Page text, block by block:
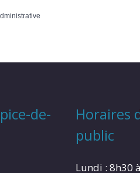
de-
Horaires
public
Lundi : 8h30